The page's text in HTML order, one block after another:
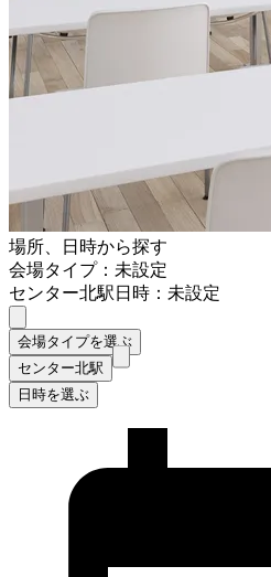
場所、日時から探す
会場タイプ：未設定
センター北駅日時：未設定
会場タイプを選ぶ
センター北駅
日時を選ぶ